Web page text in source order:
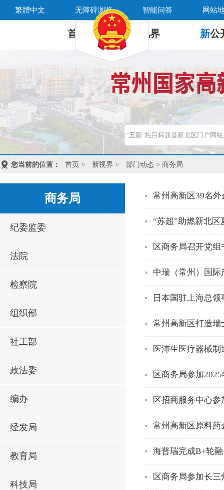
繁體中文 无障碍浏览 智能问答 网站
首 页 新 视界 新公
您当前的位置： 首页 > 新视界 > 部门动态 > 商务局
商务局
纪委监委
法院
检察院
组织部
社工部
政法委
编办
经发局
教育局
科技局
常州高新区39名
“苏超”助燃新北区
区商务局召开党
中瑞（常州）国
日本国驻上海总
常州高新区打造瑞
医沛生医疗器械
区商务局参加
区招商服务中心
常州高新区原料
海普瑞完成B+轮
区商务局参加长